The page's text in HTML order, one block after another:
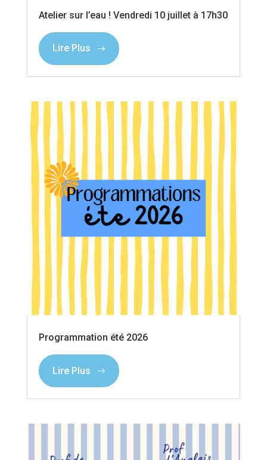
Atelier sur l’eau ! Vendredi 10 juillet à 17h30
Lire Plus
Programmation été 2026
Lire Plus